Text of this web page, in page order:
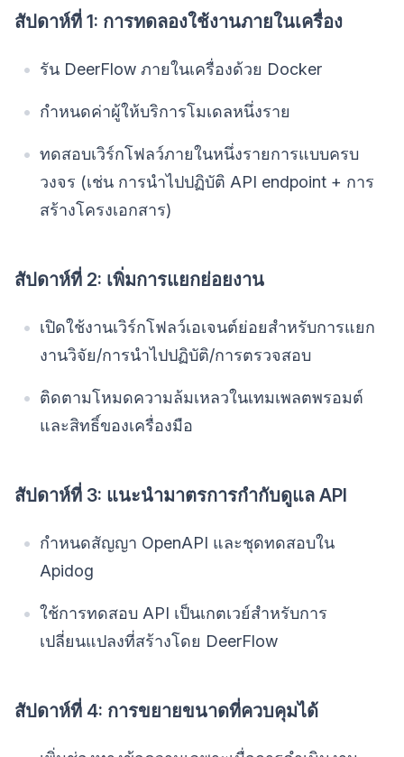
สัปดาห์ที่ 1: การทดลองใช้งานภายในเครื่อง
รัน DeerFlow ภายในเครื่องด้วย Docker
กำหนดค่าผู้ให้บริการโมเดลหนึ่งราย
ทดสอบเวิร์กโฟลว์ภายในหนึ่งรายการแบบครบ
วงจร (เช่น การนำไปปฏิบัติ API endpoint + การ
สร้างโครงเอกสาร)
สัปดาห์ที่ 2: เพิ่มการแยกย่อยงาน
เปิดใช้งานเวิร์กโฟลว์เอเจนต์ย่อยสำหรับการแยก
งานวิจัย/การนำไปปฏิบัติ/การตรวจสอบ
ติดตามโหมดความล้มเหลวในเทมเพลตพรอมต์
และสิทธิ์ของเครื่องมือ
สัปดาห์ที่ 3: แนะนำมาตรการกำกับดูแล API
กำหนดสัญญา OpenAPI และชุดทดสอบใน
Apidog
ใช้การทดสอบ API เป็นเกตเวย์สำหรับการ
เปลี่ยนแปลงที่สร้างโดย DeerFlow
สัปดาห์ที่ 4: การขยายขนาดที่ควบคุมได้